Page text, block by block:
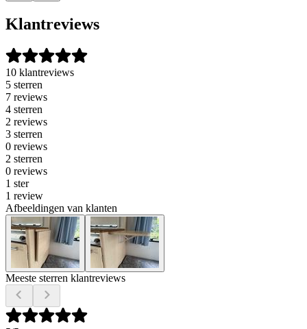
Klantreviews
10 klantreviews
5 sterren
7 reviews
4 sterren
2 reviews
3 sterren
0 reviews
2 sterren
0 reviews
1 ster
1 review
Afbeeldingen van klanten
Meeste sterren klantreviews